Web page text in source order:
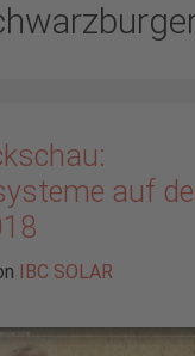
auf
IBC SOLAR